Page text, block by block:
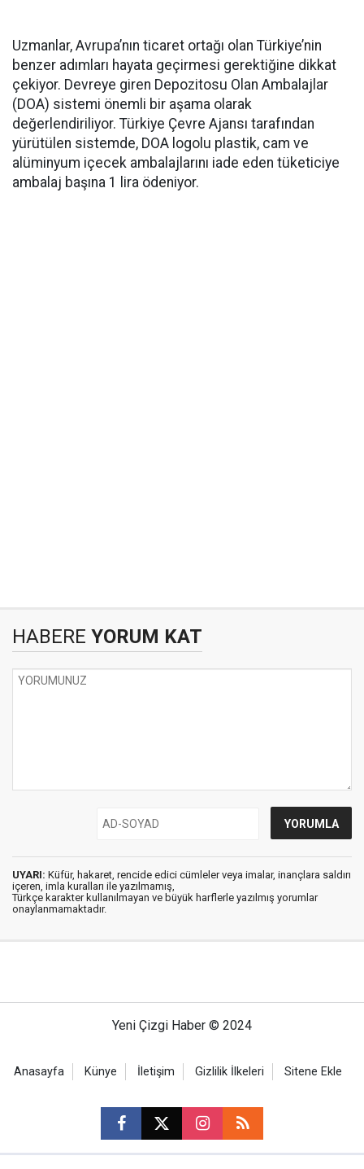
Uzmanlar, Avrupa’nın ticaret ortağı olan Türkiye’nin
benzer adımları hayata geçirmesi gerektiğine dikkat
çekiyor. Devreye giren Depozitosu Olan Ambalajlar
(DOA) sistemi önemli bir aşama olarak
değerlendiriliyor. Türkiye Çevre Ajansı tarafından
yürütülen sistemde, DOA logolu plastik, cam ve
alüminyum içecek ambalajlarını iade eden tüketiciye
ambalaj başına 1 lira ödeniyor.
HABERE YORUM KAT
UYARI: Küfür, hakaret, rencide edici cümleler veya imalar, inançlara saldırı
içeren, imla kuralları ile yazılmamış,
Türkçe karakter kullanılmayan ve büyük harflerle yazılmış yorumlar
onaylanmamaktadır.
Yeni Çizgi Haber © 2024
Anasayfa Künye İletişim Gizlilik İlkeleri Sitene Ekle